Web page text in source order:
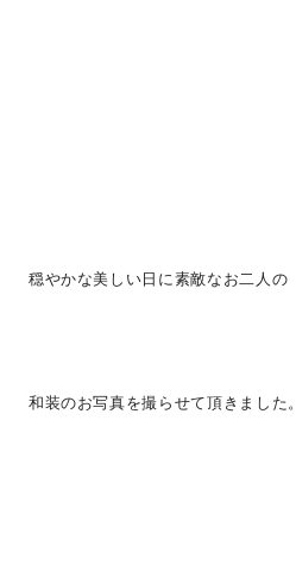
穏やかな美しい日に素敵なお二人の
和装のお写真を撮らせて頂きました。